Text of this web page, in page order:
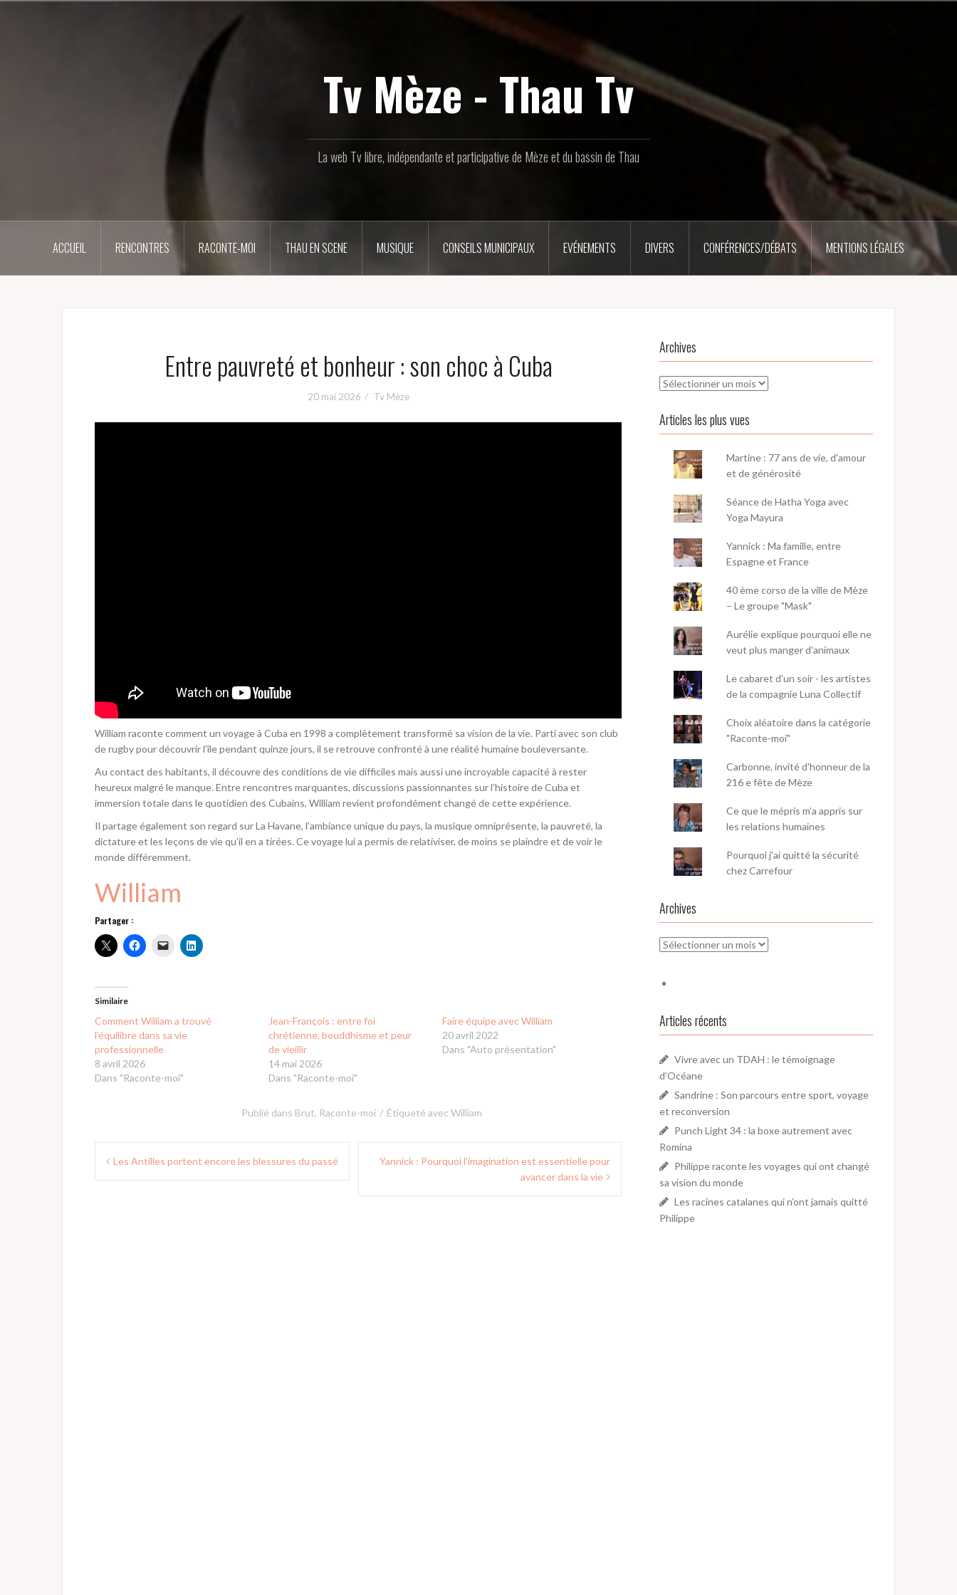
Tv Mèze - Thau Tv
La web Tv libre, indépendante et participative de Mèze et du bassin de Thau
ACCUEIL RENCONTRES RACONTE-MOI THAU EN SCENE MUSIQUE CONSEILS MUNICIPAUX EVÉNEMENTS DIVERS CONFÉRENCES/DÉBATS MENTIONS LÉGALES
Entre pauvreté et bonheur : son choc à Cuba
20 mai 2026 Tv Mèze
William raconte comment un voyage à Cuba en 1998 a complètement transformé sa vision de la vie. Parti avec son club
de rugby pour découvrir l’île pendant quinze jours, il se retrouve confronté à une réalité humaine bouleversante.
Au contact des habitants, il découvre des conditions de vie difficiles mais aussi une incroyable capacité à rester
heureux malgré le manque. Entre rencontres marquantes, discussions passionnantes sur l’histoire de Cuba et
immersion totale dans le quotidien des Cubains, William revient profondément changé de cette expérience.
Il partage également son regard sur La Havane, l’ambiance unique du pays, la musique omniprésente, la pauvreté, la
dictature et les leçons de vie qu’il en a tirées. Ce voyage lui a permis de relativiser, de moins se plaindre et de voir le
monde différemment.
William
Partager :
Similaire
Comment William a trouvé
l’équilibre dans sa vie
professionnelle
8 avril 2026
Dans "Raconte-moi"
Jean-François : entre foi
chrétienne, bouddhisme et peur
de vieillir
14 mai 2026
Dans "Raconte-moi"
Faire équipe avec William
20 avril 2022
Dans "Auto présentation"
Publié dans Brut, Raconte-moi Étiqueté avec William
Navigation
Les Antilles portent encore les blessures du passé
Yannick : Pourquoi l’imagination est essentielle pour
avancer dans la vie
Archives
Archives
Articles les plus vues
Martine : 77 ans de vie, d'amour
et de générosité
Séance de Hatha Yoga avec
Yoga Mayura
Yannick : Ma famille, entre
Espagne et France
40 ème corso de la ville de Mèze
– Le groupe "Mask"
Aurélie explique pourquoi elle ne
veut plus manger d’animaux
Le cabaret d'un soir - les artistes
de la compagnie Luna Collectif
Choix aléatoire dans la catégorie
"Raconte-moi"
Carbonne, invité d'honneur de la
216 e fête de Mèze
Ce que le mépris m’a appris sur
les relations humaines
Pourquoi j'ai quitté la sécurité
chez Carrefour
Archives
Archives
Articles récents
Vivre avec un TDAH : le témoignage
d’Océane
Sandrine : Son parcours entre sport, voyage
et reconversion
Punch Light 34 : la boxe autrement avec
Romina
Philippe raconte les voyages qui ont changé
sa vision du monde
Les racines catalanes qui n’ont jamais quitté
Philippe